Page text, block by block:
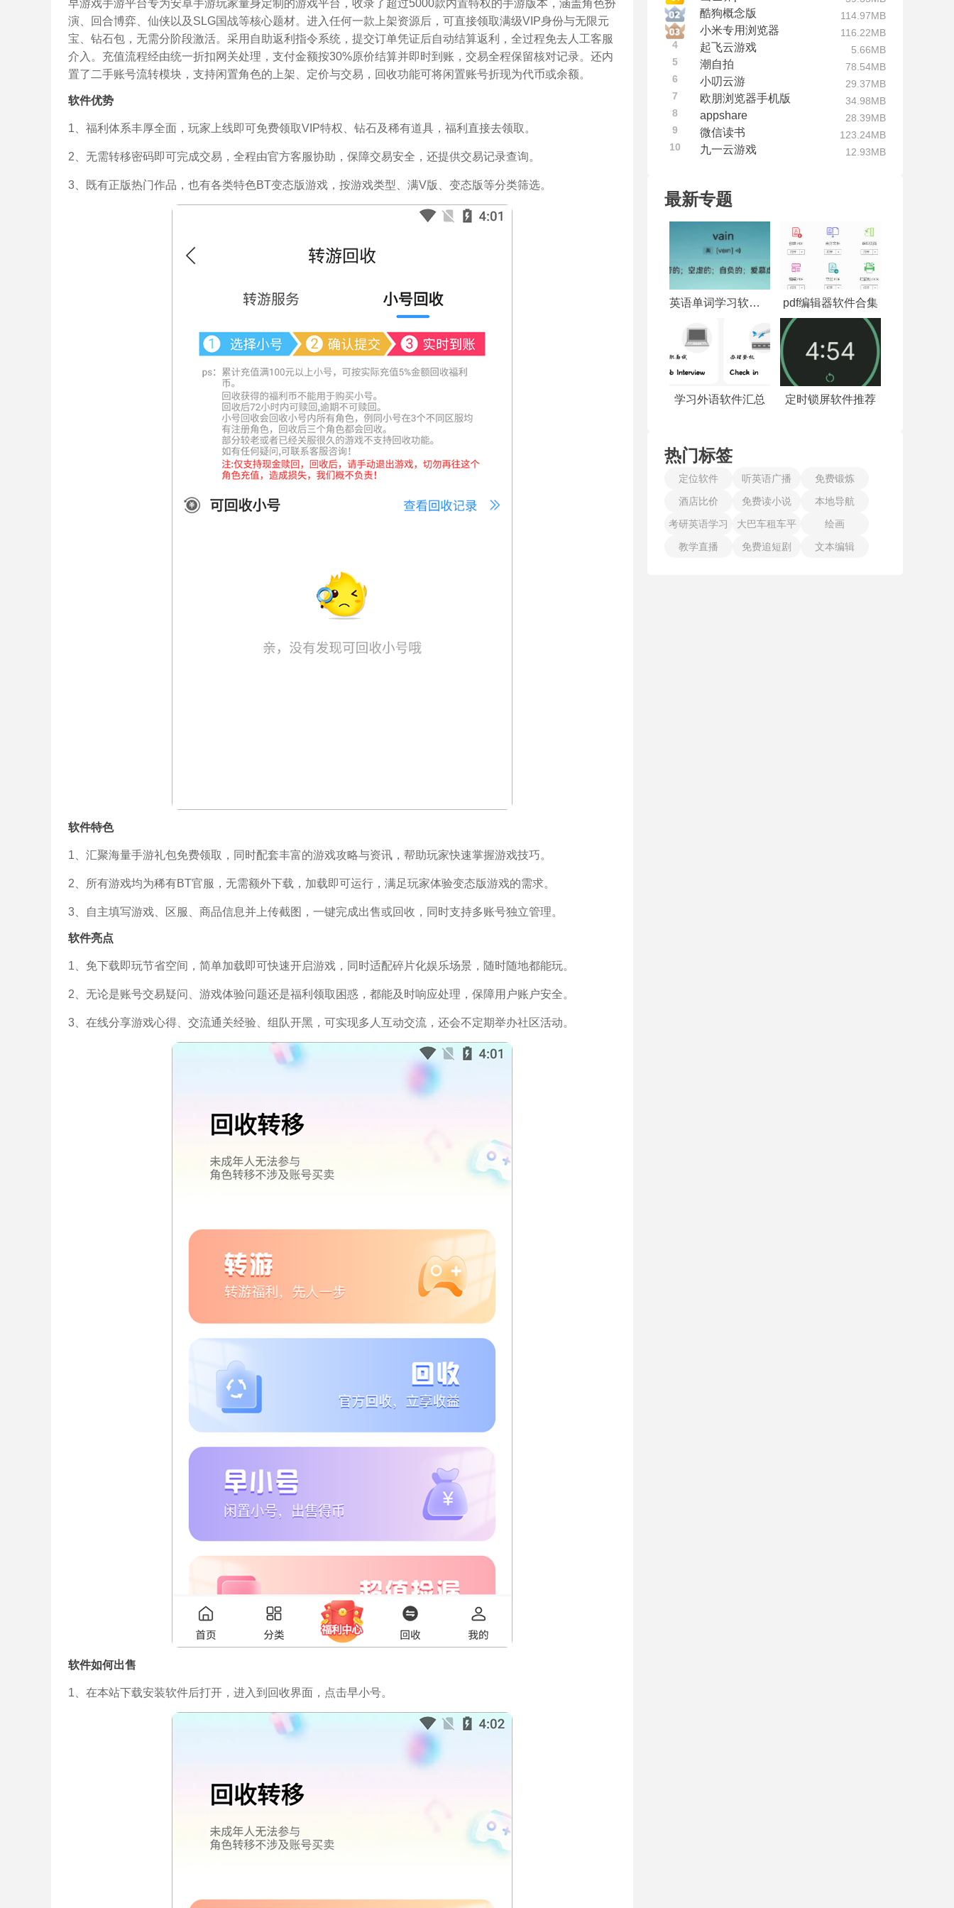
早游戏手游平台专为安卓手游玩家量身定制的游戏平台，收录了超过5000款内置特权的手游版本，涵盖角色扮
演、回合博弈、仙侠以及SLG国战等核心题材。进入任何一款上架资源后，可直接领取满级VIP身份与无限元
宝、钻石包，无需分阶段激活。采用自助返利指令系统，提交订单凭证后自动结算返利，全过程免去人工客服
介入。充值流程经由统一折扣网关处理，支付金额按30%原价结算并即时到账，交易全程保留核对记录。还内
置了二手账号流转模块，支持闲置角色的上架、定价与交易，回收功能可将闲置账号折现为代币或余额。
软件优势
1、福利体系丰厚全面，玩家上线即可免费领取VIP特权、钻石及稀有道具，福利直接去领取。
2、无需转移密码即可完成交易，全程由官方客服协助，保障交易安全，还提供交易记录查询。
3、既有正版热门作品，也有各类特色BT变态版游戏，按游戏类型、满V版、变态版等分类筛选。
软件特色
1、汇聚海量手游礼包免费领取，同时配套丰富的游戏攻略与资讯，帮助玩家快速掌握游戏技巧。
2、所有游戏均为稀有BT官服，无需额外下载，加载即可运行，满足玩家体验变态版游戏的需求。
3、自主填写游戏、区服、商品信息并上传截图，一键完成出售或回收，同时支持多账号独立管理。
软件亮点
1、免下载即玩节省空间，简单加载即可快速开启游戏，同时适配碎片化娱乐场景，随时随地都能玩。
2、无论是账号交易疑问、游戏体验问题还是福利领取困惑，都能及时响应处理，保障用户账户安全。
3、在线分享游戏心得、交流通关经验、组队开黑，可实现多人互动交流，还会不定期举办社区活动。
软件如何出售
1、在本站下载安装软件后打开，进入到回收界面，点击早小号。
酷狗概念版 114.97MB
小米专用浏览器
116.22MB
4
起飞云游戏
5.66MB
5
潮自拍
78.54MB
6
小叨云游
29.37MB
7
欧朋浏览器手机版
34.98MB
8
appshare
28.39MB
9
微信读书
123.24MB
10
九一云游戏 12.93MB
最新专题
英语单词学习软件合集 pdf编辑器软件合集
学习外语软件汇总 定时锁屏软件推荐
热门标签
定位软件 听英语广播
免费锻炼
酒店比价
免费读小说
本地导航
考研英语学习
大巴车租车平
台
绘画
教学直播
免费追短剧 文本编辑